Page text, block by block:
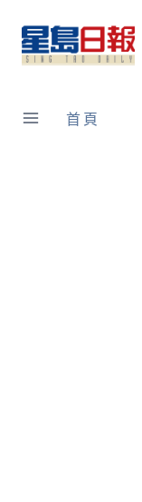
content
首頁